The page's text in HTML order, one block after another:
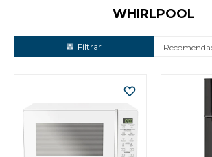
WHIRLPOOL
Electrodomésticos
Tecnología